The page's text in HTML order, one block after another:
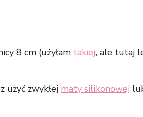
8 cm (użyłam takiej, ale tutaj
użyć zwykłej maty silikonowej